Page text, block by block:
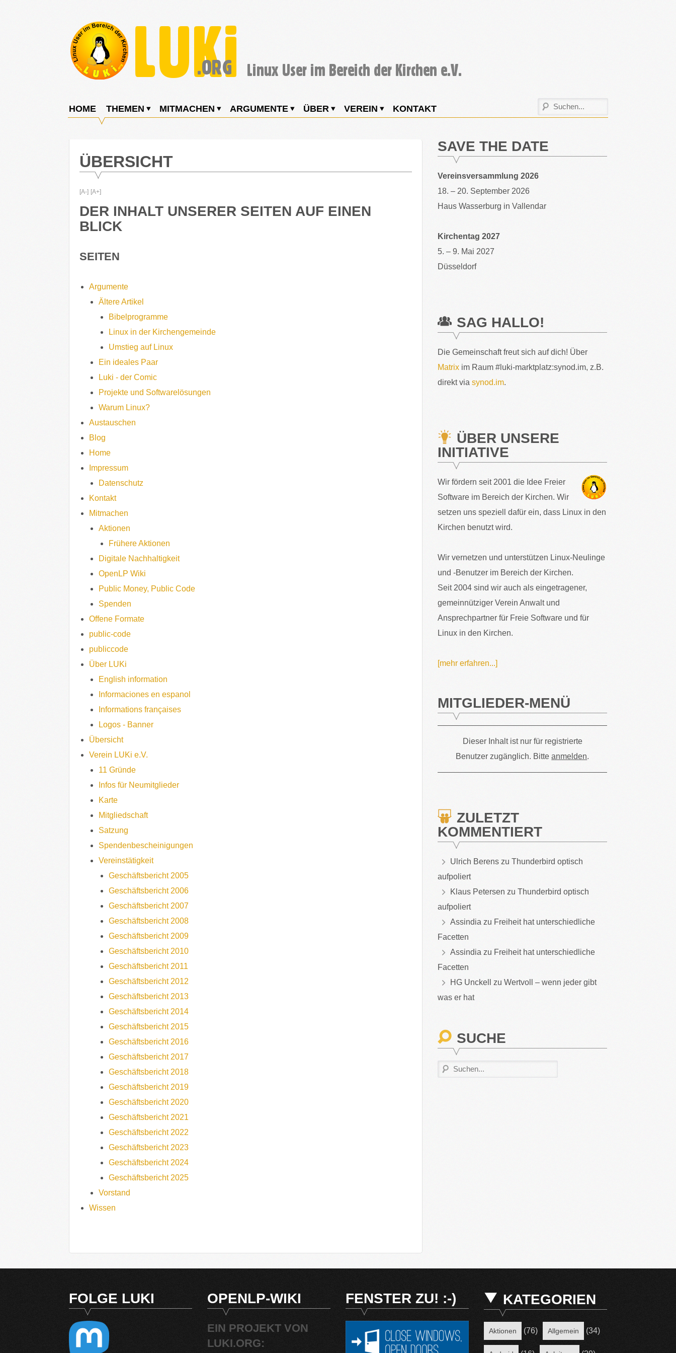
E.V.
User
Bereich
Kirchen
HOME THEMEN MITMACHEN ARGUMENTE ÜBER VEREIN KONTAKT
ÜBERSICHT
[A-] [A+]
DER INHALT UNSERER SEITEN AUF EINEN
BLICK
SEITEN
Argumente
Ältere Artikel
Bibelprogramme
Linux in der Kirchengemeinde
Umstieg auf Linux
Ein ideales Paar
Luki - der Comic
Projekte und Softwarelösungen
Warum Linux?
Austauschen
Blog
Home
Impressum
Datenschutz
Kontakt
Mitmachen
Aktionen
Frühere Aktionen
Digitale Nachhaltigkeit
OpenLP Wiki
Public Money, Public Code
Spenden
Offene Formate
public-code
publiccode
Über LUKi
English information
Informaciones en espanol
Informations françaises
Logos - Banner
Übersicht
Verein LUKi e.V.
11 Gründe
Infos für Neumitglieder
Karte
Mitgliedschaft
Satzung
Spendenbescheinigungen
Vereinstätigkeit
Geschäftsbericht 2005
Geschäftsbericht 2006
Geschäftsbericht 2007
Geschäftsbericht 2008
Geschäftsbericht 2009
Geschäftsbericht 2010
Geschäftsbericht 2011
Geschäftsbericht 2012
Geschäftsbericht 2013
Geschäftsbericht 2014
Geschäftsbericht 2015
Geschäftsbericht 2016
Geschäftsbericht 2017
Geschäftsbericht 2018
Geschäftsbericht 2019
Geschäftsbericht 2020
Geschäftsbericht 2021
Geschäftsbericht 2022
Geschäftsbericht 2023
Geschäftsbericht 2024
Geschäftsbericht 2025
Vorstand
Wissen
SAVE THE DATE
Vereinsversammlung 2026
18. – 20. September 2026
Haus Wasserburg in Vallendar
Kirchentag 2027
5. – 9. Mai 2027
Düsseldorf
SAG HALLO!
Die Gemeinschaft freut sich auf dich! Über
Matrix im Raum #luki-marktplatz:synod.im, z.B.
direkt viasynod.im.
ÜBER UNSERE
INITIATIVE
Wir fördern seit 2001 die Idee Freier
Software im Bereich der Kirchen. Wir
setzen uns speziell dafür ein, dass Linux in den
Kirchen benutzt wird.
Wir vernetzen und unterstützen Linux-Neulinge
und -Benutzer im Bereich der Kirchen.
Seit 2004 sind wir auch als eingetragener,
gemeinnütziger Verein Anwalt und
Ansprechpartner für Freie Software und für
Linux in den Kirchen.
[mehr erfahren...]
MITGLIEDER-MENÜ
Dieser Inhalt ist nur für registrierte
Benutzer zugänglich. Bitteanmelden.
ZULETZT
KOMMENTIERT
Ulrich Berenszu Thunderbird optisch
aufpoliert
Klaus Petersen zu Thunderbird optisch
aufpoliert
Assindia zu Freiheit hat unterschiedliche
Facetten
Assindia zu Freiheit hat unterschiedliche
Facetten
HG Unckell
zu Wertvoll – wenn jeder gibt
was er hat
SUCHE
FOLGE LUKI OPENLP-WIKI
EIN PROJEKT VON
LUKI.ORG:
FENSTER ZU! :-) KATEGORIEN
Aktionen (76) Allgemein (34)